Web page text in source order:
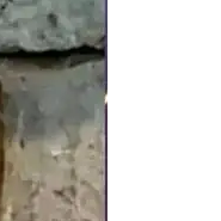
排行榜